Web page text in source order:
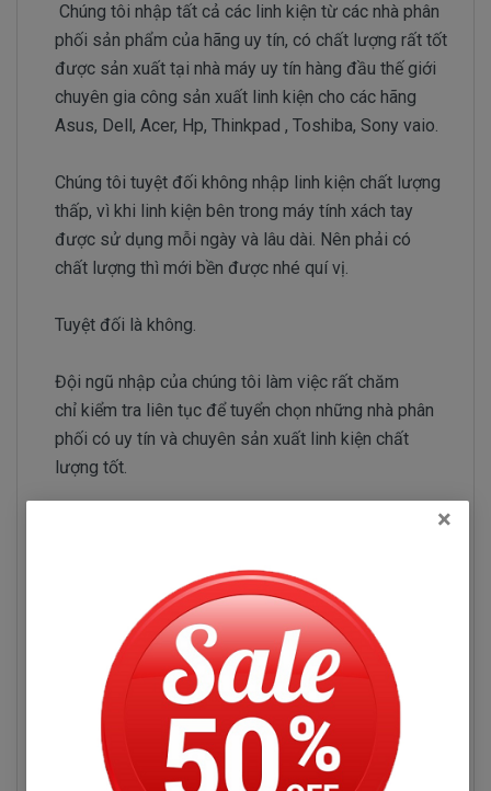
Chúng tôi nhập tất cả các linh kiện từ các nhà phân
phối sản phẩm của hãng uy tín, có chất lượng rất tốt
được sản xuất tại nhà máy uy tín hàng đầu thế giới
chuyên gia công sản xuất linh kiện cho các hãng
Asus, Dell, Acer, Hp, Thinkpad , Toshiba, Sony vaio.
Chúng tôi tuyệt đối không nhập linh kiện chất lượng
thấp, vì khi linh kiện bên trong máy tính xách tay
được sử dụng mỗi ngày và lâu dài. Nên phải có
chất lượng thì mới bền được nhé quí vị.
Tuyệt đối là không.
Đội ngũ nhập của chúng tôi làm việc rất chăm
chỉ kiểm tra liên tục để tuyển chọn những nhà phân
phối có uy tín và chuyên sản xuất linh kiện chất
lượng tốt.
Chuyên thay bàn phím laptop
Lenovo IdeaPad Y700-17ISK chất
lượng cao, giá tốt nhất TPHCM.
- Thay bàn phím laptop Lenovo IdeaPad Y700-17ISK ở
đâu chính hãng, giá rẻ là vấn đề nan giải bởi không
×